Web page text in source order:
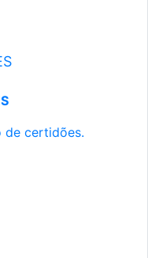
de certidões.